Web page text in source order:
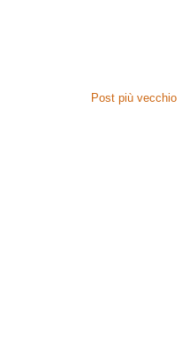
Post più vecchio